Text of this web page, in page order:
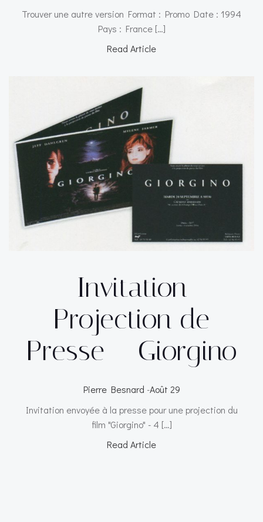
Trouver une autre version Format : Promo Date : 1994
Pays : France […]
Read Article
Invitation
Projection de
Presse – Giorgino
Pierre Besnard -Août 29
Invitation envoyée à la presse pour une projection du
film "Giorgino" - 4 […]
Read Article